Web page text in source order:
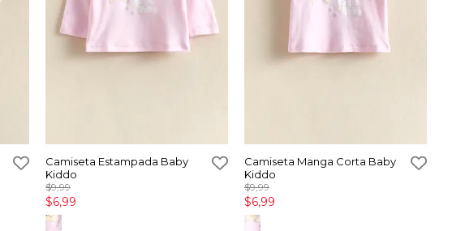
Camiseta Estampada Baby
Kiddo
$9,99
$6,99
Camiseta Manga Corta Baby
Kiddo
$9,99
$6,99